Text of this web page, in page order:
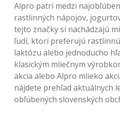
Alpro patrí medzi
rastlinných nápojov,
tejto značky si nachádzajú
ľudí, ktorí preferujú
laktózu alebo jednoducho
klasickým mliečnym
akcia alebo Alpro mlieko
nájdete prehľad aktuálnych
obľúbených slovenských